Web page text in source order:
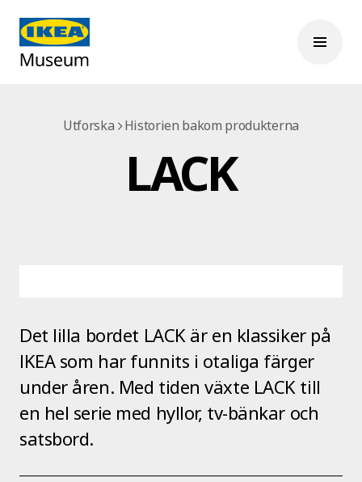
Utforska Historien bakom produkterna
LACK
Det lilla bordet LACK är en klassiker på
IKEA som har funnits i otaliga färger
under åren. Med tiden växte LACK till
en hel serie med hyllor, tv-bänkar och
satsbord.